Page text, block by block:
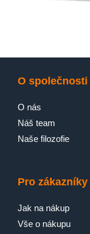
O společnosti
O nás
Náš team
Naše filozofie
Pro zákazníky
Jak na nákup
Vše o nákupu